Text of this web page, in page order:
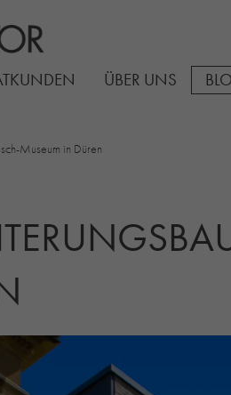
ÜBER UNS
Museum in Düren